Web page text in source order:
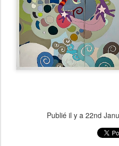
Publié il y a 22nd